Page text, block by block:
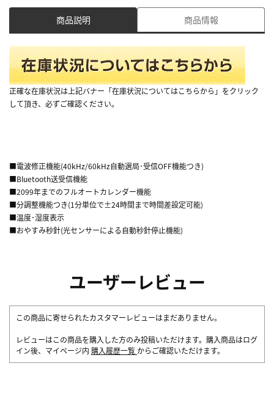
商品説明 商品情報
正確な在庫状況は上記バナー「在庫状況についてはこちらから」をクリック
して頂き、必ずご確認ください。
■電波修正機能(40kHz/60kHz自動選局･受信OFF機能つき)
■Bluetooth送受信機能
■2099年までのフルオートカレンダー機能
■分調整機能つき(1分単位で±24時間まで時間差設定可能)
■温度･湿度表示
■おやすみ秒針(光センサーによる自動秒針停止機能)
ユーザーレビュー
この商品に寄せられたカスタマーレビューはまだありません。
レビューはこの商品を購入した方のみ投稿いただけます。購入商品はログ
イン後、マイページ内 購入履歴一覧 からご確認いただけます。